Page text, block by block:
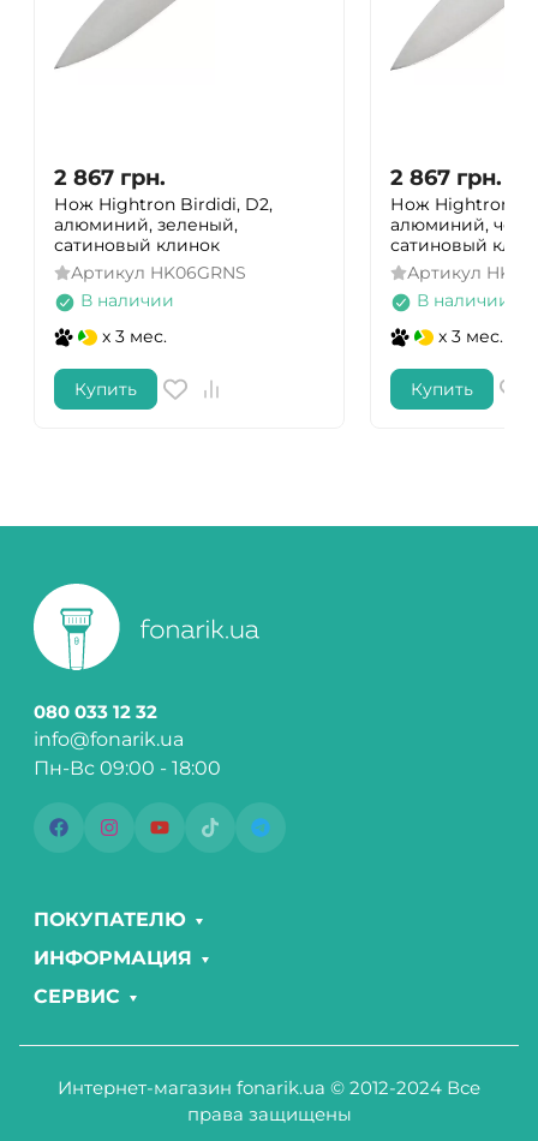
2 867 грн.
Нож Hightron Birdidi, D2,
алюминий, зеленый,
сатиновый клинок
Артикул HK06GRNS
В наличии
x 3 мес.
Купить
2 867 грн.
Нож Hightron
алюминий,
сатиновый
Артикул
В наличии
x 3 мес.
Купить
080 033 12 32
info@fonarik.ua
Пн-Вс 09:00 - 18:00
ПОКУПАТЕЛЮ
ИНФОРМАЦИЯ
СЕРВИС
Интернет-магазин fonarik.ua © 2012-2024 Все
права защищены